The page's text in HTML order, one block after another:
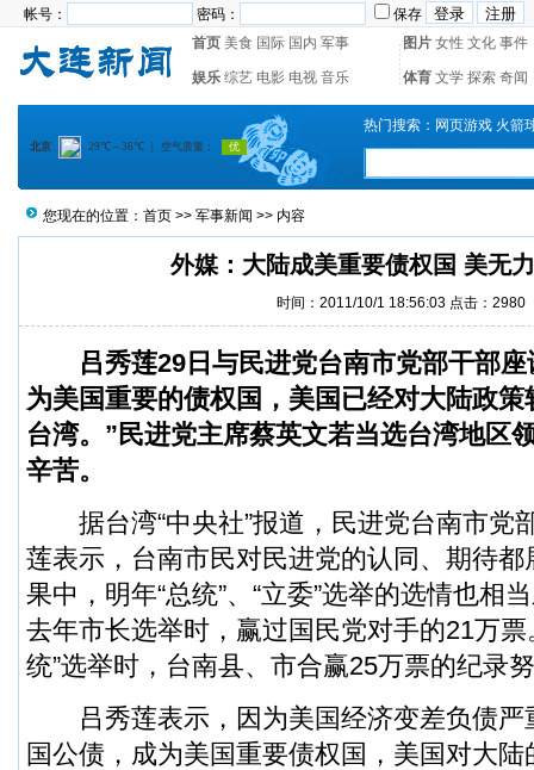
帐号： 密码：
保存
首页 美食 国际 国内 军事 图片 女性 文化 事件
娱乐 综艺 电影 电视 音乐 体育 文学 探索 奇闻
热门搜索： 网页游戏 火箭
您现在的位置： 首页 >> 军事新闻 >> 内容
外媒：大陆成美重要债权国 美无
时间：2011/10/1 18:56:03 点击：2980
吕秀莲29日与民进党台南市党部干部座
为美国重要的债权国，美国已经对大陆政
台湾。”民进党主席蔡英文若当选台湾地区
辛苦。
据台湾“中央社”报道，民进党台南市党
莲表示，台南市民对民进党的认同、期待
果中，明年“总统”、“立委”选举的选情也相
去年市长选举时，赢过国民党对手的21万票
统”选举时，台南县、市合赢25万票的纪录
吕秀莲表示，因为美国经济变差负债严
国公债，成为美国重要债权国，美国对大